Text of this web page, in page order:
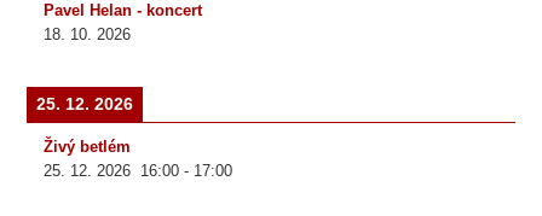
Pavel Helan - koncert
18. 10. 2026
25. 12. 2026
Živý betlém
25. 12. 2026 16:00 - 17:00